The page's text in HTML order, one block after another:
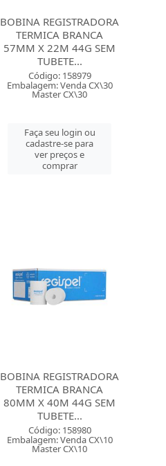
BOBINA REGISTRADORA
TERMICA BRANCA
57MM X 22M 44G SEM
TUBETE...
Código: 158979
Embalagem: Venda CX\30
Master CX\30
Faça seu login ou
cadastre-se para
ver preços e
comprar
BOBINA REGISTRADORA
TERMICA BRANCA
80MM X 40M 44G SEM
TUBETE...
Código: 158980
Embalagem: Venda CX\10
Master CX\10